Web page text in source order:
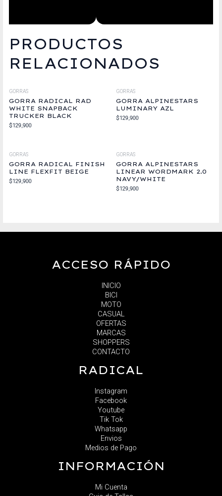
PRODUCTOS
RELACIONADOS
GORRAS
GORRA RADICAL RAD
WHITE SNAPBACK
TRUCKER BLACK
$129,900
GORRAS
GORRA ALPINESTARS
LUMINARY AZL
$129,900
GORRAS
GORRA RADICAL FINISH
LINE FLEXFIT BEIGE
$129,900
GORRAS
GORRA ALPINESTARS
LINEAR WORDMARK 2.0
NAVY/WHITE
$129,900
ACCESO RÁPIDO
INICIO
BICI
MOTO
CASUAL
OFERTAS
MARCAS
SHOPPERS
CONTACTO
RADICAL
Instagram
Facebook
Youtube
Tik Tok
Whatsapp
Envios
Medios de Pago
INFORMACIÓN
Mi Cuenta